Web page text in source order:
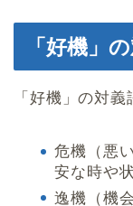
「好機」
「好機」の対
危機（悪
安な時や状
逸機（機